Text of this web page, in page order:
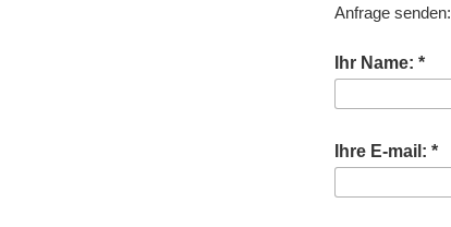
Anfrage senden:
Ihr Name:
Ihre E-mail: